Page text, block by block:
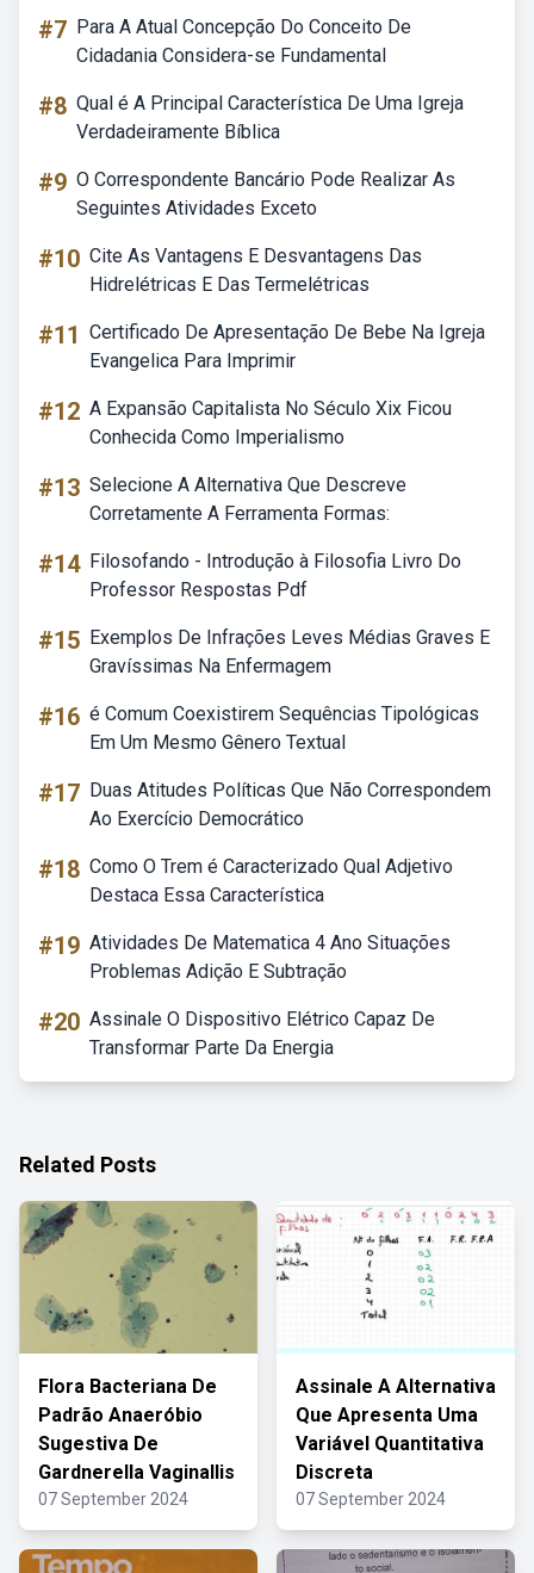
#7 Para A Atual Concepção Do Conceito De
Cidadania Considera-se Fundamental
#8 Qual é A Principal Característica De Uma Igreja
Verdadeiramente Bíblica
#9 O Correspondente Bancário Pode Realizar As
Seguintes Atividades Exceto
#10 Cite As Vantagens E Desvantagens Das
Hidrelétricas E Das Termelétricas
#11 Certificado De Apresentação De Bebe Na Igreja
Evangelica Para Imprimir
#12 A Expansão Capitalista No Século Xix Ficou
Conhecida Como Imperialismo
#13 Selecione A Alternativa Que Descreve
Corretamente A Ferramenta Formas:
#14 Filosofando - Introdução à Filosofia Livro Do
Professor Respostas Pdf
#15 Exemplos De Infrações Leves Médias Graves E
Gravíssimas Na Enfermagem
#16 é Comum Coexistirem Sequências Tipológicas
Em Um Mesmo Gênero Textual
#17 Duas Atitudes Políticas Que Não Correspondem
Ao Exercício Democrático
#18 Como O Trem é Caracterizado Qual Adjetivo
Destaca Essa Característica
#19 Atividades De Matematica 4 Ano Situações
Problemas Adição E Subtração
#20 Assinale O Dispositivo Elétrico Capaz De
Transformar Parte Da Energia
Related Posts
Flora Bacteriana De
Padrão Anaeróbio
Sugestiva De
Gardnerella Vaginallis
07 September 2024
Assinale A Alternativa
Que Apresenta Uma
Variável Quantitativa
Discreta
07 September 2024